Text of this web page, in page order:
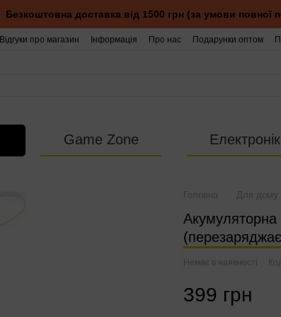
Безкоштовна доставка від 1500 грн (за умови повної
Відгуки про магазин Інформація Про нас Подарунки оптом
Game Zone
Головна Для дому
Акумуляторна
Немає в наявності
399 грн